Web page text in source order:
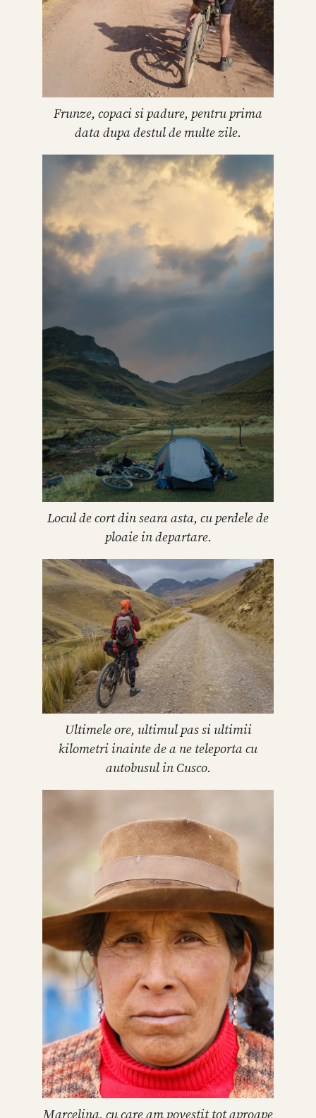
Frunze, copaci si padure, pentru prima
data dupa destul de multe zile.
Locul de cort din seara asta, cu perdele de
ploaie in departare.
Ultimele ore, ultimul pas si ultimii
kilometri inainte de a ne teleporta cu
autobusul in Cusco.
Marcelina, cu care am povestit tot aproape